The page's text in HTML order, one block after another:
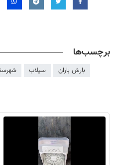
برچسب‌ها
بارش باران سیلاب